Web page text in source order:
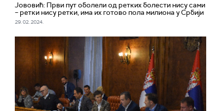
Јововић: Први пут оболели од ретких болести нису сами
– ретки нису ретки, има их готово пола милиона у Србији
29. 02. 2024.